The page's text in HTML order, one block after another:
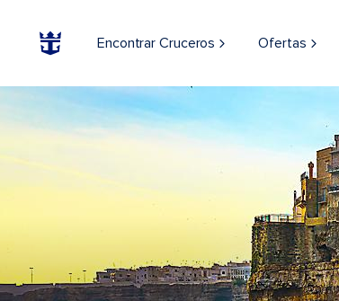
Encontrar Cruceros Ofertas